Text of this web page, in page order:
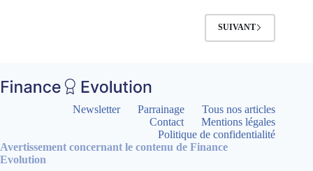
SUIVANT
Newsletter Parrainage
Tous nos articles
Contact
Mentions légales
Politique de confidentialité
Avertissement concernant le contenu de Finance
Evolution